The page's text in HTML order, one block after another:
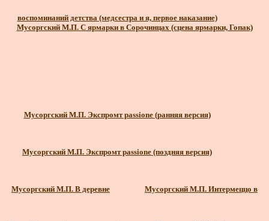
воспоминаний детства (медсестра и я, первое наказание)
Мусоргский М.П. С ярмарки в Сорочинцах (сцена ярмарки, Гопак)
Мусоргский М.П. Экспромт passione (ранняя версия)
Мусоргский М.П. Экспромт passione (поздняя версия)
Мусоргский М.П. В деревне Мусоргский М.П. Интермеццо в